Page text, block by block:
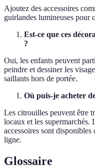
Ajoutez des accessoires
guirlandes lumineuses pour
Est-ce que ces
?
Oui, les enfants peuvent
peindre et dessiner les
saillants hors de portée.
Où puis-je acheter
Les citrouilles peuvent être
locaux et les supermarchés.
accessoires sont disponibles
ligne.
Glossaire